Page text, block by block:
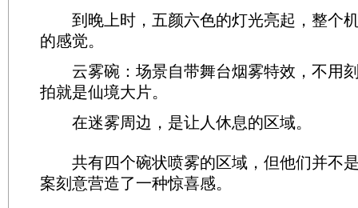
到晚上时，五颜六色的灯光亮起，整个
的感觉。
云雾碗：场景自带舞台烟雾特效，不用
拍就是仙境大片。
在迷雾周边，是让人休息的区域。
共有四个碗状喷雾的区域，但他们并不
案刻意营造了一种惊喜感。